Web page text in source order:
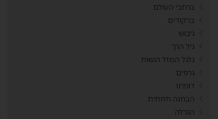
ברחבי העולם
ברקודים
גיבוש
גיל הרך
גלגל המזל רגשות
גרפים
דומינו
הבחנה חזותית
הגרלה